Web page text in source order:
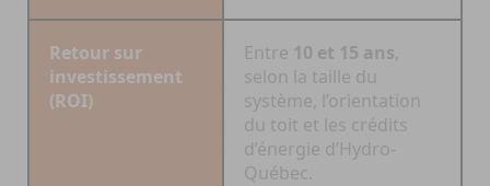
Retour sur
investissement
(ROI)
Entre 10 et 15 ans,
selon la taille du
système, l’orientation
du toit et les crédits
d’énergie d’Hydro-
Québec.